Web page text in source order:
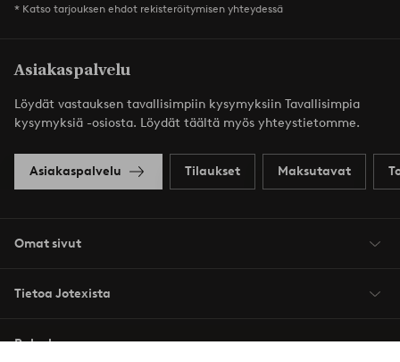
* Katso tarjouksen ehdot rekisteröitymisen yhteydessä
Asiakaspalvelu
Löydät vastauksen tavallisimpiin kysymyksiin Tavallisimpia
kysymyksiä -osiosta. Löydät täältä myös yhteystietomme.
Asiakaspalvelu Tilaukset Maksutavat
Omat sivut
Tietoa Jotexista
Palvelumme